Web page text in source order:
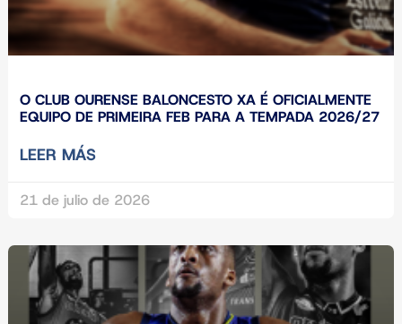
O CLUB OURENSE BALONCESTO XA É OFICIALMENTE
EQUIPO DE PRIMEIRA FEB PARA A TEMPADA 2026/27
LEER MÁS
21 de julio de 2026